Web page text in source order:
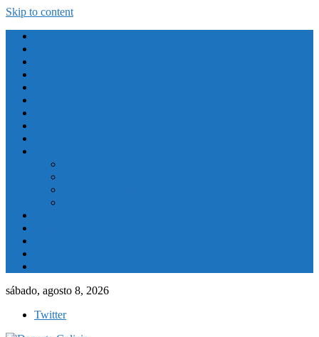
Skip to content
sábado, agosto 8, 2026
Twitter